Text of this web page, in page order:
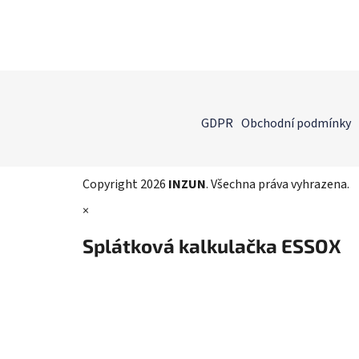
GDPR Obchodní podmínky
Copyright 2026 INZUN. Všechna práva vyhrazena.
×
Splátková kalkulačka ESSOX